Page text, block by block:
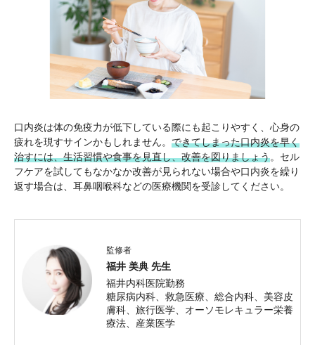
口内炎は体の免疫力が低下している際にも起こりやすく、心身の
疲れを現すサインかもしれません。 できてしまった口内炎を早く
治すには、生活習慣や食事を見直し、改善を図りましょう。セル
フケアを試してもなかなか改善が見られない場合や口内炎を繰り
返す場合は、耳鼻咽喉科などの医療機関を受診してください。
監修者
福井 美典 先生
福井内科医院勤務
糖尿病内科、救急医療、総合内科、美容皮
膚科、旅行医学、オーソモレキュラー栄養
療法、産業医学